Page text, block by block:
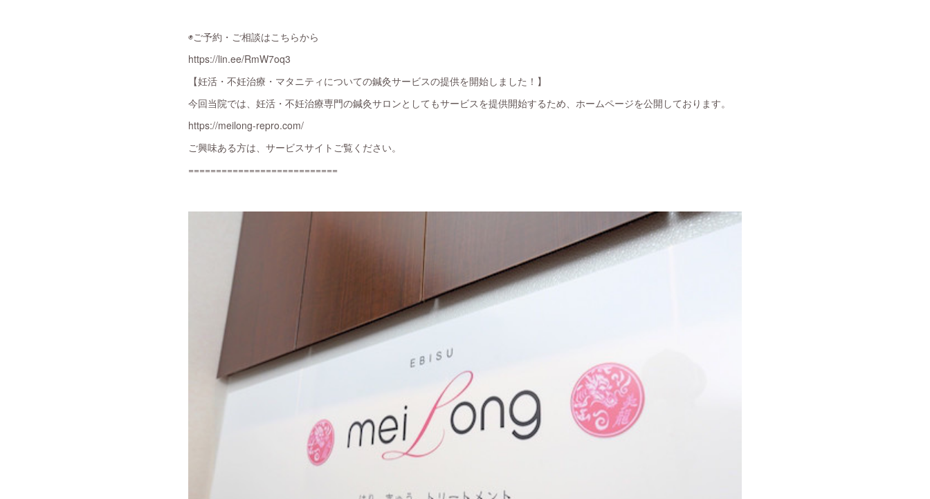
◉ご予約・ご相談はこちらから
https://lin.ee/RmW7oq3
【妊活・不妊治療・マタニティについての鍼灸サービスの提供を開始しました！】
今回当院では、妊活・不妊治療専門の鍼灸サロンとしてもサービスを提供開始するため、ホームページを公開しております。
https://meilong-repro.com/
ご興味ある方は、サービスサイトご覧ください。
===========================